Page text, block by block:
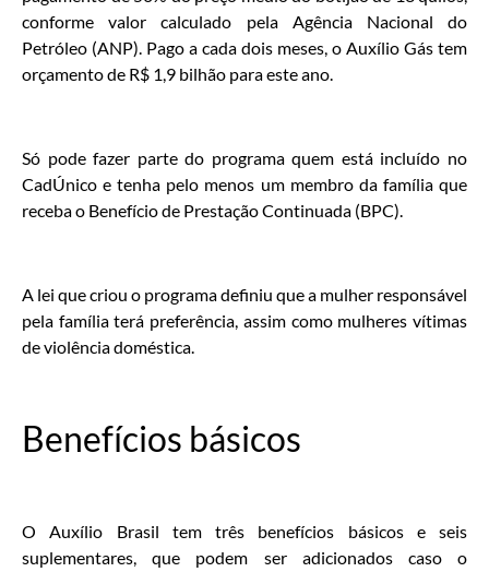
conforme valor calculado pela Agência Nacional do
Petróleo (ANP). Pago a cada dois meses, o Auxílio Gás tem
orçamento de R$ 1,9 bilhão para este ano.
Só pode fazer parte do programa quem está incluído no
CadÚnico e tenha pelo menos um membro da família que
receba o Benefício de Prestação Continuada (BPC).
A lei que criou o programa definiu que a mulher responsável
pela família terá preferência, assim como mulheres vítimas
de violência doméstica.
Benefícios básicos
O Auxílio Brasil tem três benefícios básicos e seis
suplementares, que podem ser adicionados caso o